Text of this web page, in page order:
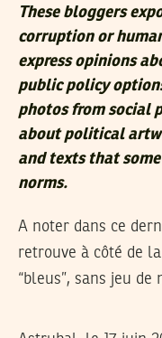
These bloggers
corruption or
express opinions
public policy
photos from social
about political
and texts that
norms.
A noter dans ce
retrouve à côté de
“bleus”, sans jeu de